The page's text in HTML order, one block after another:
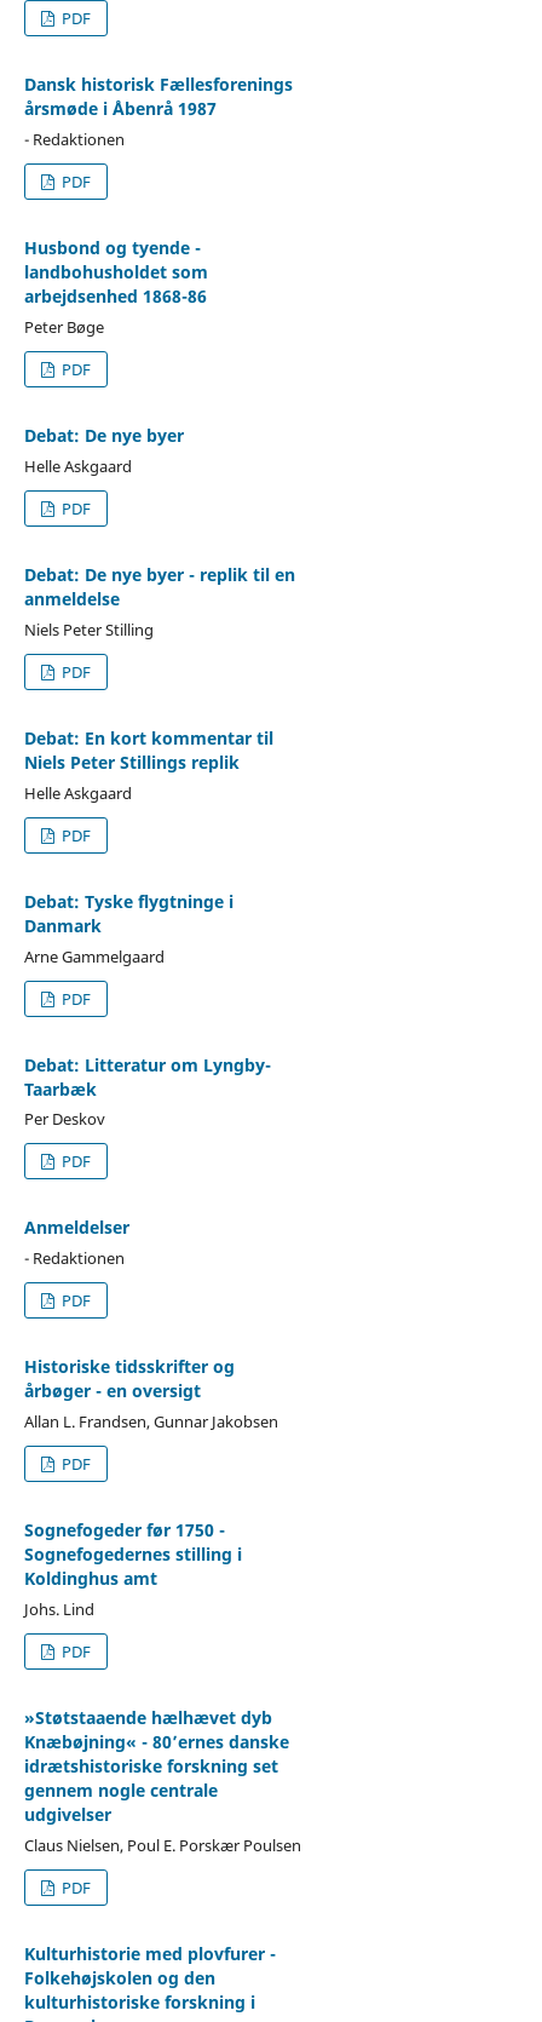
PDF
Dansk historisk Fællesforenings
årsmøde i Åbenrå 1987
- Redaktionen
PDF
Husbond og tyende -
landbohusholdet som
arbejdsenhed 1868-86
Peter Bøge
PDF
Debat: De nye byer
Helle Askgaard
PDF
Debat: De nye byer - replik til en
anmeldelse
Niels Peter Stilling
PDF
Debat: En kort kommentar til
Niels Peter Stillings replik
Helle Askgaard
PDF
Debat: Tyske flygtninge i
Danmark
Arne Gammelgaard
PDF
Debat: Litteratur om Lyngby-
Taarbæk
Per Deskov
PDF
Anmeldelser
- Redaktionen
PDF
Historiske tidsskrifter og
årbøger - en oversigt
Allan L. Frandsen, Gunnar Jakobsen
PDF
Sognefogeder før 1750 -
Sognefogedernes stilling i
Koldinghus amt
Johs. Lind
PDF
»Støtstaaende hælhævet dyb
Knæbøjning« - 80’ernes danske
idrætshistoriske forskning set
gennem nogle centrale
udgivelser
Claus Nielsen, Poul E. Porskær Poulsen
PDF
Kulturhistorie med plovfurer -
Folkehøjskolen og den
kulturhistoriske forskning i